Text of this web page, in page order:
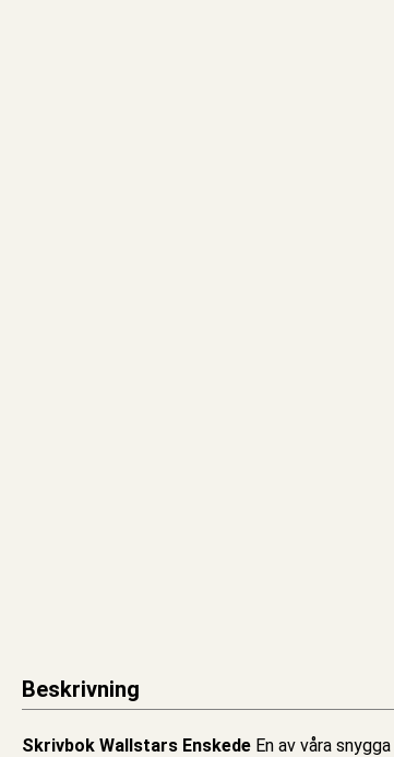
Beskrivning
Skrivbok Wallstars Enskede En av våra snygga